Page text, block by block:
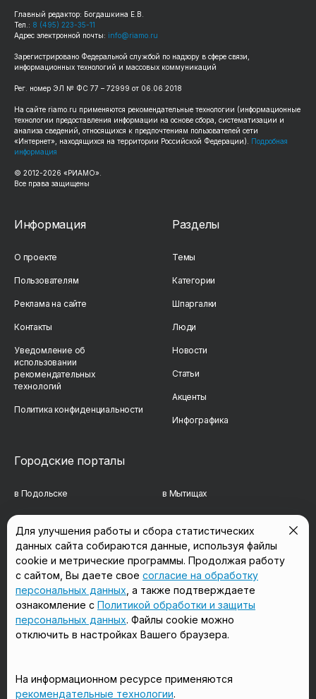
Главный редактор: Богдашкина Е.В.
Тел.: 8 (495) 223-35-11
Адрес электронной почты: info@riamo.ru
Зарегистрировано Федеральной службой по надзору в сфере связи,
информационных технологий и массовых коммуникаций
Рег. номер ЭЛ № ФС 77 – 72999 от 06.06.2018
На сайте riamo.ru применяются рекомендательные технологии (информационные
технологии предоставления информации на основе сбора, систематизации и
анализа сведений, относящихся к предпочтениям пользователей сети
«Интернет», находящихся на территории Российской Федерации). Подробная
информация
© 2012-2026 «РИАМО».
Все права защищены
Информация
О проекте
Пользователям
Реклама на сайте
Контакты
Уведомление об
использовании
рекомендательных
технологий
Политика конфиденциальности
Разделы
Темы
Категории
Шпаргалки
Люди
Новости
Статьи
Акценты
Инфографика
Городские порталы
в Подольске в Мытищах
в Сергиевом Посаде в Люберцах
в Красногорске в Королёве
в Домодедово в Щёлково
Мы в соцсетях
Для улучшения работы и сбора статистических
данных сайта собираются данные, используя файлы
cookie и метрические программы. Продолжая работу
с сайтом, Вы даете свое согласие на обработку
персональных данных , а также подтверждаете
ознакомление с Политикой обработки и защиты
персональных данных. Файлы cookie можно
отключить в настройках Вашего браузера.
На информационном ресурсе применяются
рекомендательные технологии.